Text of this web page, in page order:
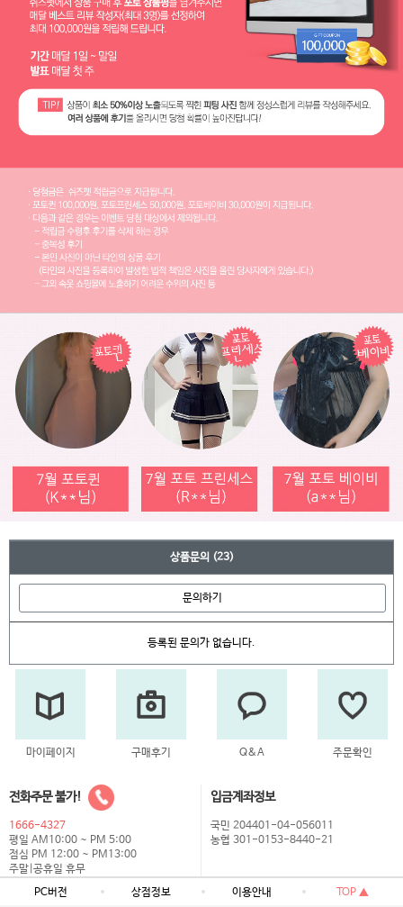
상품문의 (23)
문의하기
등록된 문의가 없습니다.
마이페이지 구매후기 Q&A 주문확인
전화주문 불가!
1666-4327
평일 AM10:00 ~ PM 5:00
점심 PM 12:00 ~ PM13:00
주말|공휴일 휴무
입금계좌정보
국민 204401-04-056011
농협 301-0153-8440-21
PC버전 상점정보 이용안내 TOP ▲